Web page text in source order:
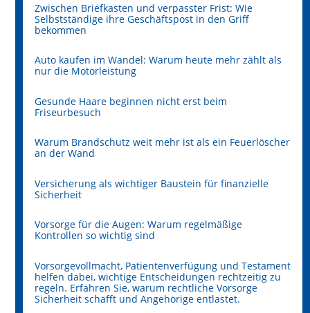
Zwischen Briefkasten und verpasster Frist: Wie
Selbstständige ihre Geschäftspost in den Griff
bekommen
Auto kaufen im Wandel: Warum heute mehr zählt als
nur die Motorleistung
Gesunde Haare beginnen nicht erst beim
Friseurbesuch
Warum Brandschutz weit mehr ist als ein Feuerlöscher
an der Wand
Versicherung als wichtiger Baustein für finanzielle
Sicherheit
Vorsorge für die Augen: Warum regelmäßige
Kontrollen so wichtig sind
Vorsorgevollmacht, Patientenverfügung und Testament
helfen dabei, wichtige Entscheidungen rechtzeitig zu
regeln. Erfahren Sie, warum rechtliche Vorsorge
Sicherheit schafft und Angehörige entlastet.